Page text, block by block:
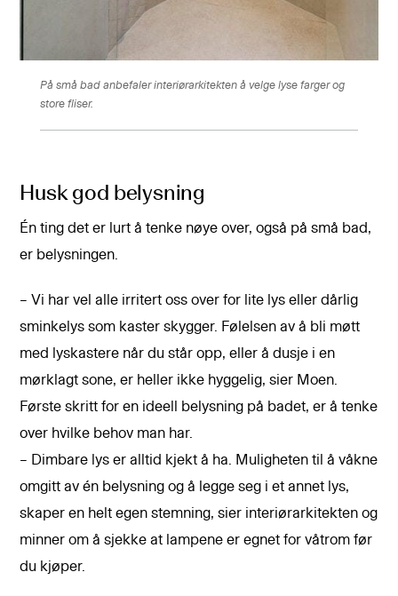
På små bad anbefaler interiørarkitekten å velge lyse farger og
store fliser.
Husk god belysning
Én ting det er lurt å tenke nøye over, også på små bad,
er belysningen.
– Vi har vel alle irritert oss over for lite lys eller dårlig
sminkelys som kaster skygger. Følelsen av å bli møtt
med lyskastere når du står opp, eller å dusje i en
mørklagt sone, er heller ikke hyggelig, sier Moen.
Første skritt for en ideell belysning på badet, er å tenke
over hvilke behov man har.
– Dimbare lys er alltid kjekt å ha. Muligheten til å våkne
omgitt av én belysning og å legge seg i et annet lys,
skaper en helt egen stemning, sier interiørarkitekten og
minner om å sjekke at lampene er egnet for våtrom før
du kjøper.